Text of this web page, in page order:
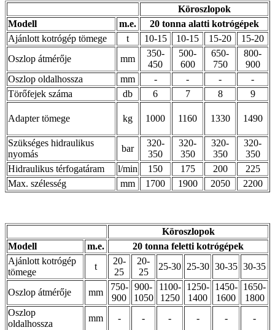
Köroszlopok
Modell
m.e.
20 tonna alatti kotrógépek
Ajánlott kotrógép tömege
t 10-15 10-15 15-20
15-20
Oszlop átmérője
mm
350-
450
500-
600
650-
750
800-
900
Oszlop oldalhossza
mm - - -
-
Törőfejek száma
db 6 7 8 9
Adapter tömege kg 1000 1160 1330 1490
Szükséges hidraulikus
nyomás
bar
320-
350
320-
350
320-
350
320-
350
Hidraulikus térfogatáram
l/min 150 175 200
225
Max. szélesség
mm 1700 1900 2050 2200
Köroszlopok
Modell
m.e.
20 tonna feletti kotrógépek
Ajánlott kotrógép
tömege
t
20-
25
20-
25
25-30 25-30 30-35 30-35
Oszlop átmérője mm
750-
900
900-
1050
1100-
1250
1250-
1400
1450-
1600
1650-
1800
Oszlop
oldalhossza
mm - - - - - -